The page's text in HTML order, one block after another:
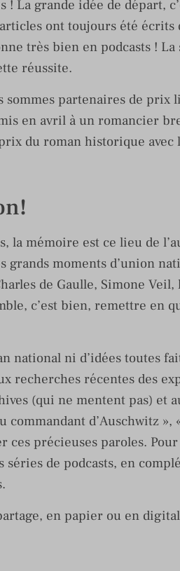
La grande idée de départ,
ont toujours été écrits
très bien en podcasts ! La
réussite.
partenaires de prix
en avril à un romancier
du roman historique avec
la mémoire est ce lieu de
grands moments d’union
de Gaulle, Simone
c’est bien, remettre en
national ni d’idées toutes
recherches récentes des
(qui ne mentent pas) et
d’Auschwitz »,
précieuses paroles.
de podcasts, en
en papier ou en